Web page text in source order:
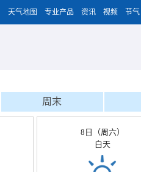
天气地图 专业产品 资讯 视频 节气
周末
8日（周六）
白天